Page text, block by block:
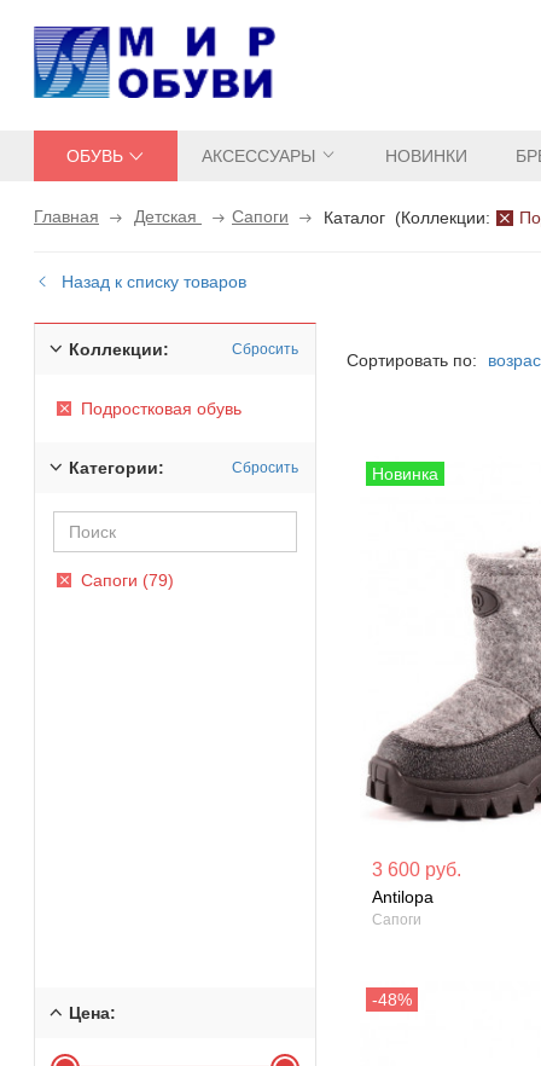
ОБУВЬ АКСЕССУАРЫ НОВИНКИ
Главная Детская Сапоги Каталог (Коллекции:
Назад к списку товаров
Коллекции: Сбросить
Подростковая обувь
Категории: Сбросить
Сапоги (79)
Цена:
Сортировать по:
3 600 руб.
Antilopa
Сапоги
Материал
Сезон: Зима